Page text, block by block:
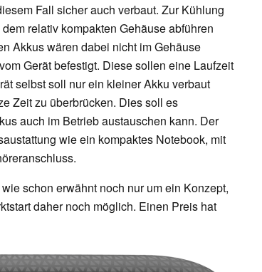
Fall sicher auch verbaut. Zur Kühlung
relativ kompakten Gehäuse abführen
Akkus wären dabei nicht im Gehäuse
Gerät befestigt. Diese sollen eine Laufzeit
selbst soll nur ein kleiner Akku verbaut
Zeit zu überbrücken. Dies soll es
auch im Betrieb austauschen kann. Der
wie ein kompaktes Notebook, mit
schon erwähnt noch nur um ein Konzept,
daher noch möglich. Einen Preis hat